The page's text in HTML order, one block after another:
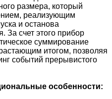
размера, который
реализующим
и останова
За счет этого прибор
суммирование
итогом, позволяя
событий прерывистого
особенности: